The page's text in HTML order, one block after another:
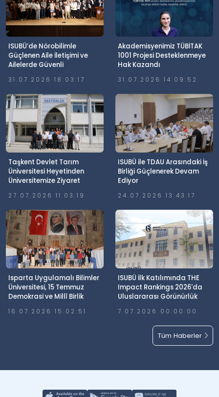
ISUBÜ’de Nörobilimle
Güçlenen Aile İletişimi ve
Ailelerde Güvenli
Gerçekleştirildi
31.07.2026 18:03:17
Akademisyenimiz TÜBİTAK
1001 Projesi Desteklenmeye
Hak Kazandı
31.07.2026 14:09:52
Taşkent Devlet Tarım
Üniversitesi Heyetinden
Üniversitemize Ziyaret
27.07.2026 11:03:19
ISUBÜ ile TDAU Arasındaki İş
Birliği Güçlenerek Devam
Ediyor
24.07.2026 13:43:17
Isparta Uygulamalı Bilimler
Üniversitesi, 15 Temmuz
Demokrasi ve Millî Birlik
16.07.2026 15:02:51
ISUBÜ İlk Katılımında THE
Impact Rankings 2026'da
Uluslararası Görünürlük
7.07.2026 00:00:00
Tüm Haberler